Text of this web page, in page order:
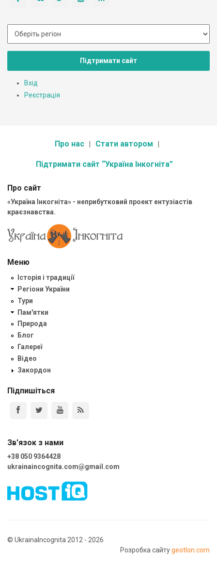
Підтримати сайт
Вхід
Реєстрація
Про нас Стати автором
Підтримати сайт “Україна Інкогніта”
Про сайт
«Україна Інкогніта» - неприбутковий проект ентузіастів
краєзнавства.
Меню
Історія і традиції
Регіони України
Тури
Пам'ятки
Природа
Блог
Галереї
Відео
Закордон
Підпишіться
Зв'язок з нами
+38 050 9364428
ukrainaincognita.com@gmail.com
© UkrainaIncognita 2012 - 2026
Розробка сайтуgeotlon.com